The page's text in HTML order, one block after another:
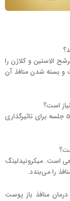
الاستین و کلاژن را
بسته شدن منافذ آن
است؟
با توجه به شدت عارضه و حساسیت پوست، بین 2 تا 5 جلسه برای تاثیرگذاری
است. میکرونیدلینگ
را می‌بندد.
منافذ باز پوست